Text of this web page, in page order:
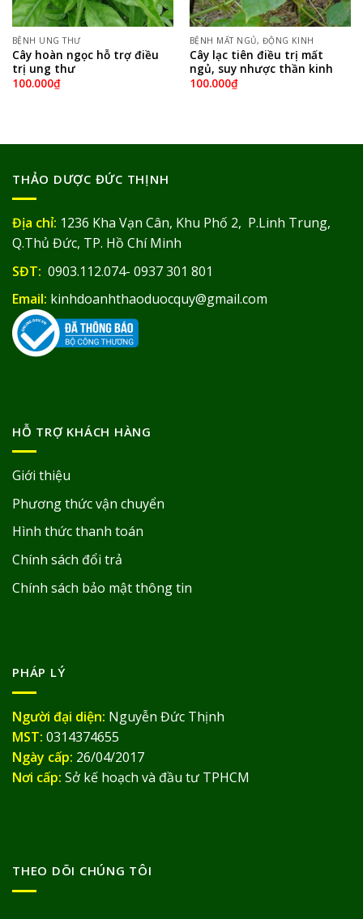
BỆNH UNG THƯ
Cây hoàn ngọc hỗ trợ điều
trị ung thư
100.000₫
BỆNH MẤT NGỦ, ĐỘNG KINH
Cây lạc tiên điều trị mất
ngủ, suy nhược thần kinh
100.000₫
THẢO DƯỢC ĐỨC THỊNH
Địa chỉ: 1236 Kha Vạn Cân, Khu Phố 2, P.Linh Trung,
Q.Thủ Đức, TP. Hồ Chí Minh
SĐT: 0903.112.074- 0937 301 801
Email: kinhdoanhthaoduocquy@gmail.com
HỖ TRỢ KHÁCH HÀNG
Giới thiệu
Phương thức vận chuyển
Hình thức thanh toán
Chính sách đổi trả
Chính sách bảo mật thông tin
PHÁP LÝ
Người đại diện: Nguyễn Đức Thịnh
MST: 0314374655
Ngày cấp: 26/04/2017
Nơi cấp: Sở kế hoạch và đầu tư TPHCM
THEO DÕI CHÚNG TÔI